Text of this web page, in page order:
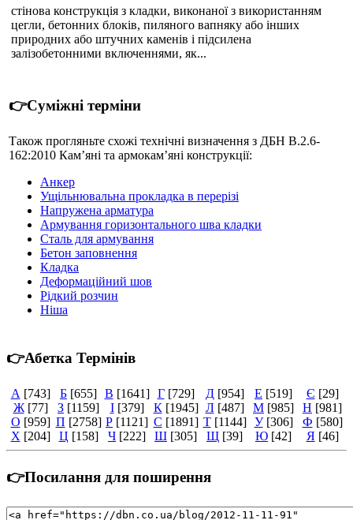
стінова конструкція з кладки, виконаної з використанням
цегли, бетонних блоків, пиляного вапняку або інших
природних або штучних каменів і підсилена
залізобетонними включеннями, як...
👉Суміжні терміни
Також прогляньте схожі технічні визначення з ДБН В.2.6-
162:2010 Кам’яні та армокам’яні конструкції:
Анкер
Ущільнювальна прокладка в перерізі
Напружена арматура
Армування горизонтального шва кладки
Сталь для армування
Бетон заповнення
Кладка
Деформаційний шов
Рідкий розчин
Ніша
👉Абетка Термінів
А [743] Б [655] В [1641] Г [729] Д [954] Е [519] Є [29]
Ж [77] З [1159] І [379] К [1945] Л [487] М [985] Н [981]
О [959] П [2758] Р [1121] С [1891] Т [1144] У [306] Ф [580]
Х [204] Ц [158] Ч [222] Ш [305] Щ [39] Ю [42] Я [46]
👉Посилання для поширення